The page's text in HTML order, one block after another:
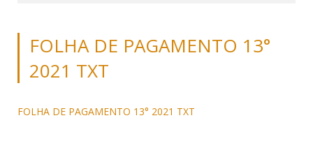
FOLHA DE PAGAMENTO 13°
2021 TXT
FOLHA DE PAGAMENTO 13° 2021 TXT